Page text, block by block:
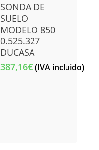
SONDA DE
SUELO
MODELO 850
0.525.327
DUCASA
387,16€ (IVA incluido)